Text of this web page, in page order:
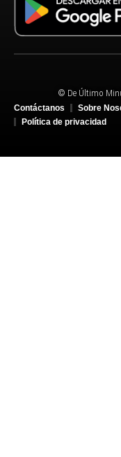
© De Último
Contáctanos
Sobre
Política de privacidad